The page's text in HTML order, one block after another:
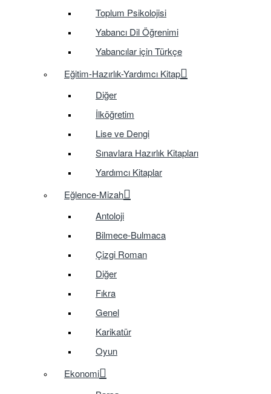
Toplum Psikolojisi
Yabancı Dil Öğrenimi
Yabancılar için Türkçe
Eğitim-Hazırlık-Yardımcı Kitap
Diğer
İlköğretim
Lise ve Dengi
Sınavlara Hazırlık Kitapları
Yardımcı Kitaplar
Eğlence-Mizah
Antoloji
Bilmece-Bulmaca
Çizgi Roman
Diğer
Fıkra
Genel
Karikatür
Oyun
Ekonomi